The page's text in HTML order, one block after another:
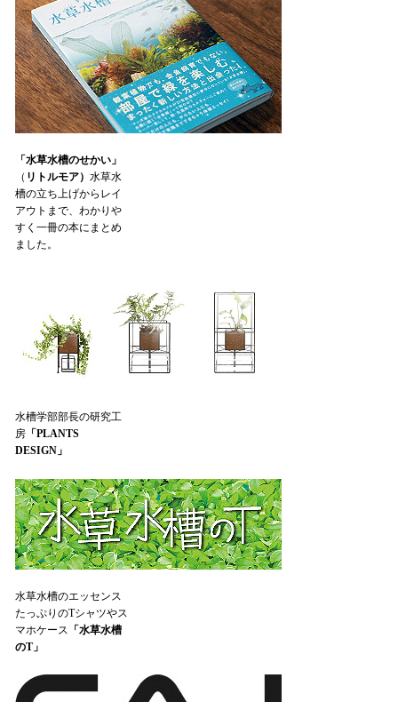
「水草水槽のせかい」
（ リトルモア） 水草水
槽の立ち上げからレイ
アウトまで、わかりや
すく一冊の本にまとめ
ました。
水槽学部部長の研究工
房「PLANTS
DESIGN」
水草水槽のエッセンス
たっぷりのTシャツやス
マホケース 「水草水槽
のT」